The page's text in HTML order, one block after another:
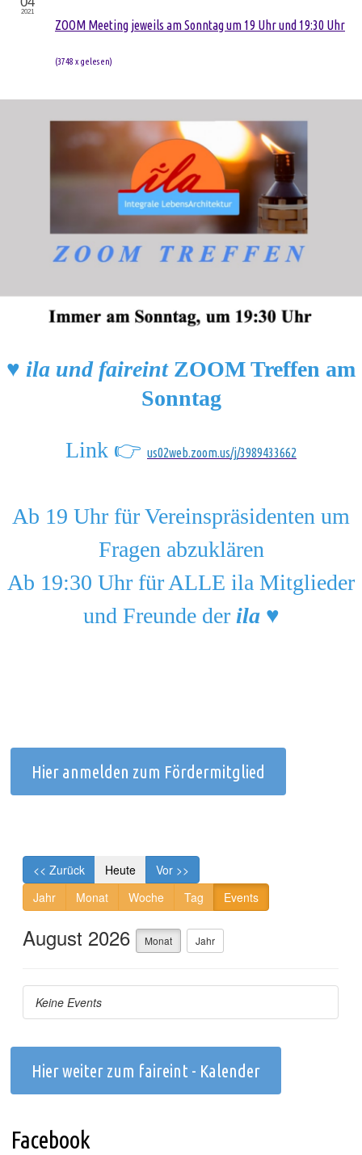
ZOOM Meeting jeweils am Sonntag um 19 Uhr und 19:30 Uhr
(3748 x gelesen)
2021
♥️ ila und faireint ZOOM Treffen am
Sonntag
Link 👉 us02web.zoom.us/j/3989433662
Ab 19 Uhr für Vereinspräsidenten um
Fragen abzuklären
Ab 19:30 Uhr für ALLE ila Mitglieder
und Freunde der ila♥️
Hier anmelden zum Fördermitglied
Hier weiter zum faireint - Kalender
Facebook